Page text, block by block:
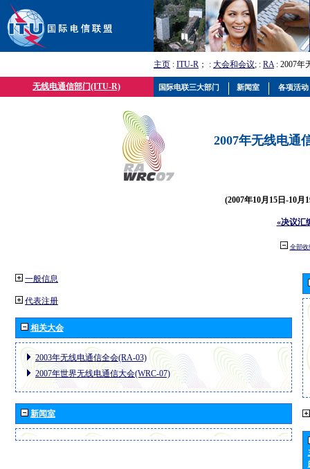
主页 : ITU-R ； : 大会和会议; : RA: 2007年
无线电通信部门(ITU-R)
2007年无线电通
(2007年10月15日-10月
«决议汇
全部收
一般信息
代表注册
相关大会
2003年无线电通信全会(RA-03)
2007年世界无线电通信大会(WRC-07)
新闻室
国际电联三大部门 新闻室 各项活动